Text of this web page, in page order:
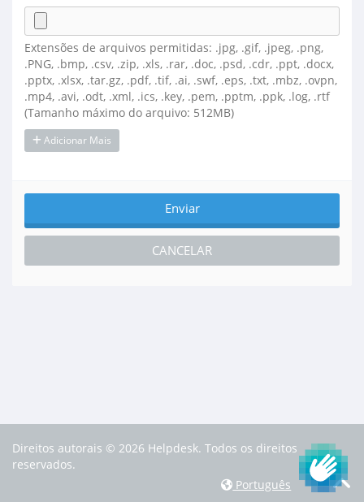
Extensões de arquivos permitidas: .jpg, .gif, .jpeg, .png,
.PNG, .bmp, .csv, .zip, .xls, .rar, .doc, .psd, .cdr, .ppt, .docx,
.pptx, .xlsx, .tar.gz, .pdf, .tif, .ai, .swf, .eps, .txt, .mbz, .ovpn,
.mp4, .avi, .odt, .xml, .ics, .key, .pem, .pptm, .ppk, .log, .rtf
(Tamanho máximo do arquivo: 512MB)
Adicionar Mais
CANCELAR
Direitos autorais © 2026 Helpdesk. Todos os direitos
reservados.
Português